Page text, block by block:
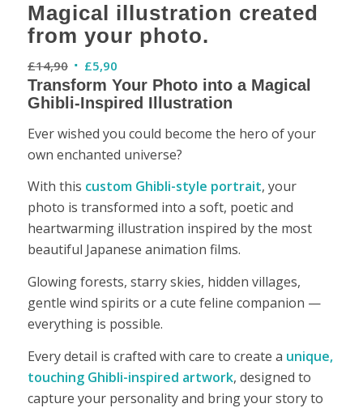
Magical illustration created
from your photo.
£14,90 Original
price
was:
£5,90
price
is:
Transform Your Photo into a Magical
Ghibli-Inspired Illustration
Ever wished you could become the hero of your
own enchanted universe?
With this custom Ghibli-style portrait, your
photo is transformed into a soft, poetic and
heartwarming illustration inspired by the most
beautiful Japanese animation films.
Glowing forests, starry skies, hidden villages,
gentle wind spirits or a cute feline companion —
everything is possible.
Every detail is crafted with care to create a unique,
touching Ghibli-inspired artwork, designed to
capture your personality and bring your story to